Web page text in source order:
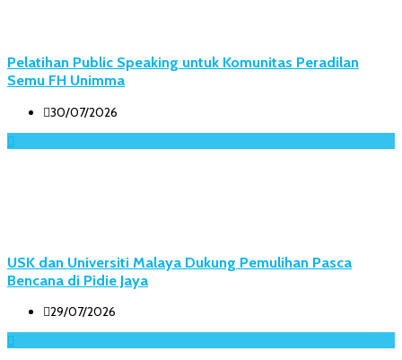
Pelatihan Public Speaking untuk Komunitas Peradilan
Semu FH Unimma
30/07/2026
USK dan Universiti Malaya Dukung Pemulihan Pasca
Bencana di Pidie Jaya
29/07/2026